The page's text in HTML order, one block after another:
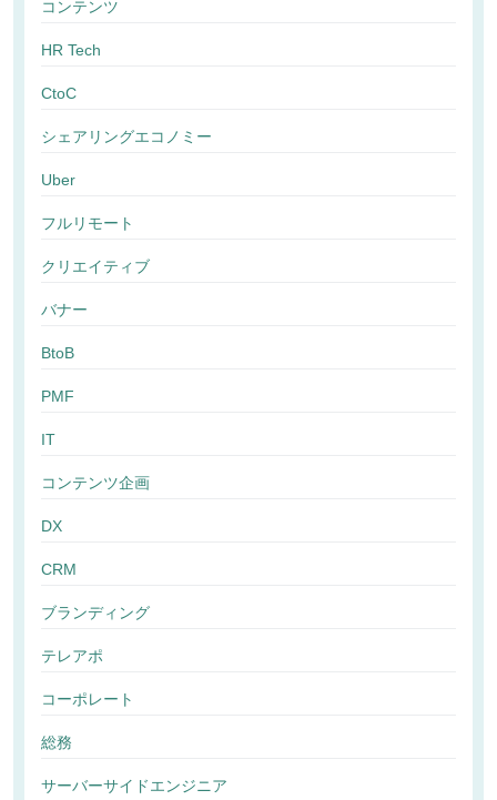
コンテンツ
HR Tech
CtoC
シェアリングエコノミー
Uber
フルリモート
クリエイティブ
バナー
BtoB
PMF
IT
コンテンツ企画
DX
CRM
ブランディング
テレアポ
コーポレート
総務
サーバーサイドエンジニア